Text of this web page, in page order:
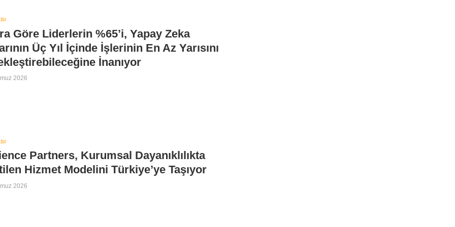
Göre Liderlerin %65’i, Yapay Zeka
Üç Yıl İçinde İşlerinin En Az Yarısını
İnanıyor
2026
Partners, Kurumsal Dayanıklılıkta
Hizmet Modelini Türkiye’ye Taşıyor
2026